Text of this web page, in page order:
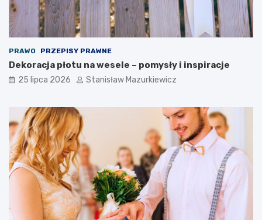
PRAWO PRZEPISY PRAWNE
Dekoracja płotu na wesele – pomysły i inspiracje
25 lipca 2026 Stanisław Mazurkiewicz